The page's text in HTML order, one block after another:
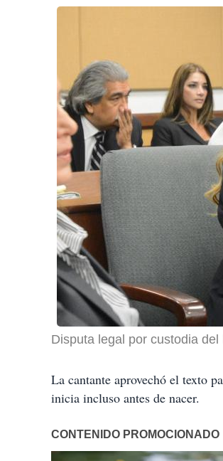
Disputa legal por custodia
La cantante aprovechó el texto
inicia incluso antes de nacer.